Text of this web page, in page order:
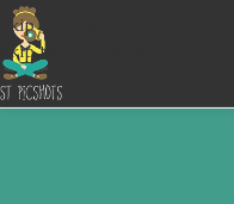
Skip to navigation
Skip to main content